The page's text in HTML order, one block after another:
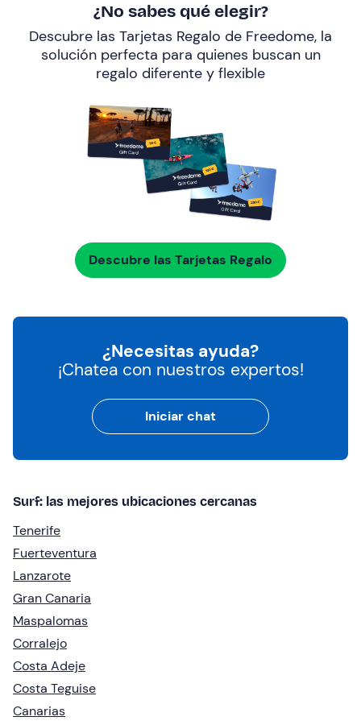
¿No sabes qué elegir?
Descubre las Tarjetas Regalo de Freedome, la
solución perfecta para quienes buscan un
regalo diferente y flexible
Descubre las Tarjetas Regalo
¿Necesitas ayuda?
¡Chatea con nuestros expertos!
Iniciar chat
Surf: las mejores ubicaciones cercanas
Tenerife
Fuerteventura
Lanzarote
Gran Canaria
Maspalomas
Corralejo
Costa Adeje
Costa Teguise
Canarias